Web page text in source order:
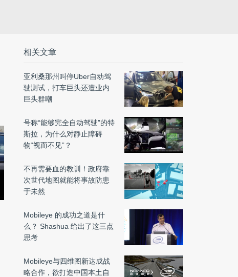
相关文章
亚利桑那州叫停Uber自动驾
驶测试，打车巨头还遭业内
巨头群嘲
号称“能够完全自动驾驶”的特
斯拉，为什么对静止障碍
物“视而不见”？
不再需要血的教训！政府靠
次世代地图就能将事故防患
于未然
Mobileye 的成功之道是什
么？ Shashua 给出了这三点
思考
Mobileye与四维图新达成战
略合作，欲打造中国本土自